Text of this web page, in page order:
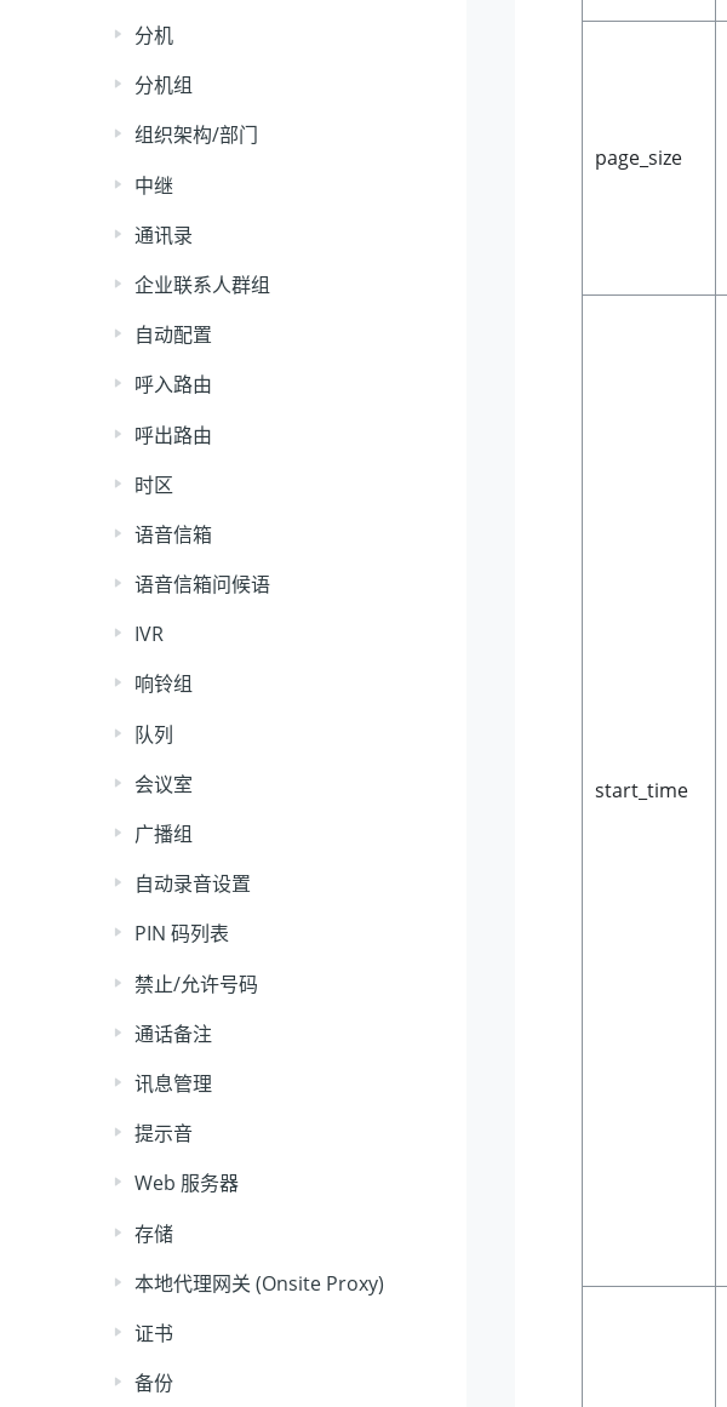
分机
分机组
组织架构/部门
中继
通讯录
企业联系人群组
自动配置
呼入路由
呼出路由
时区
语音信箱
语音信箱问候语
IVR
响铃组
队列
会议室
广播组
自动录音设置
PIN 码列表
禁止/允许号码
通话备注
讯息管理
提示音
Web 服务器
存储
本地代理网关 (Onsite Proxy)
证书
备份
page_size
start_time